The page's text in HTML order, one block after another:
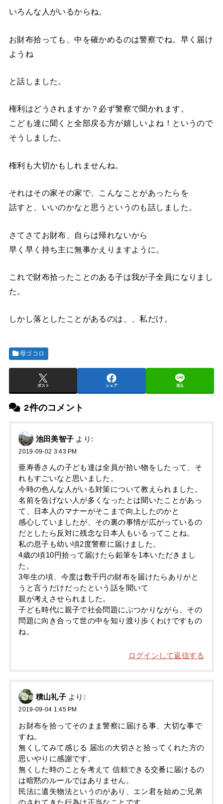
いろんな人がいるからね。
お財布拾っても、中を確かめるのは警察でね。早く届け
ようね
と話しました。
権利はどうされますか？必ず警察で聞かれます。
こども達に聞くと全部戻る方が嬉しいよね！というので
そうしました。
権利も大切かもしれませんね。
それはその家その家で、こんなことがあったらを
話すと、いいのかなと思うというのも話しました。
さてさてお財布、自らは帰れないから
早く早く持ち主に無事かえりますように。
これで財布拾ったことのある子は我が子全員になりまし
た。
しかし落としたことがあるのは、、私だけ。
母ゴコロ
ポスト シェア 送る
2件のコメント
池田美智子 より:
2019-09-02 3:43 PM
亜寿香さんの子ども達は全員が拾い物をしたって、そ
れもすごいなと思いました。
今時の色んな人がいる対策について教えられました。
名前を告げない人が多くなったとは聞いたことがあっ
て、日本人のマナーがそこまで向上したのかと
感心していましたが、その裏の事情が広がっているの
だとしたら反対に残念な日本人もいるってことね。
私の息子も幼い頃2度警察に届けました。
4歳の頃10円拾って届けたら鉛筆を1本いただきまし
た。
3年生の頃、今度は数千円の財布を届けたらありがと
うと言うだけだったという話を聞いて
親が考えさせられました。
子ども時代に親子で社会問題にぶつかりながら、その
問題に向き合って世の中を知り渡り歩くわけですもの
ね。
ログインして返信する
積山礼子 より:
2019-09-04 1:45 PM
お財布を拾ってそのまま警察に届ける事、大切な事で
すね。
無くしてみて感じる 届出の大切さと拾ってくれた方の
思いやりに感謝です。
無くした時のことを考えて 信頼できる交番に届けるの
は暗黙のルールではありません。
民法に遺失物法というのがあり、エン君を始めご兄弟